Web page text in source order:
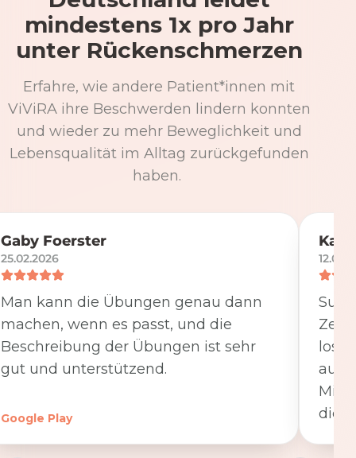
mindestens 1x pro Jahr
unter Rückenschmerzen
Erfahre, wie andere Patient*innen mit
ViViRA ihre Beschwerden lindern konnten
und wieder zu mehr Beweglichkeit und
Lebensqualität im Alltag zurückgefunden
haben.
Gaby Foerster
25.02.2026
Man kann die Übungen genau dann
machen, wenn es passt, und die
Beschreibung der Übungen ist sehr
gut und unterstützend.
Google Play
Zeit
die